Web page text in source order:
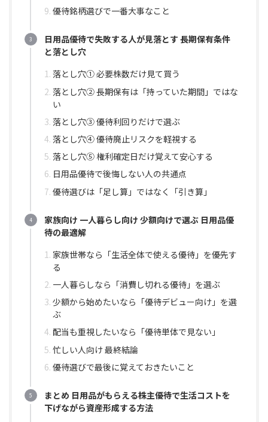
優待銘柄選びで一番大事なこと
日用品優待で失敗する人が見落とす 長期保有条件
と落とし穴
落とし穴① 必要株数だけ見て買う
落とし穴② 長期保有は「持っていた期間」ではな
い
落とし穴③ 優待利回りだけで選ぶ
落とし穴④ 優待廃止リスクを軽視する
落とし穴⑤ 権利確定日だけ覚えて安心する
日用品優待で後悔しない人の共通点
優待選びは「足し算」ではなく「引き算」
家族向け 一人暮らし向け 少額向けで選ぶ 日用品優
待の最適解
家族世帯なら「生活全体で使える優待」を優先す
る
一人暮らしなら「消費し切れる優待」を選ぶ
少額から始めたいなら「優待デビュー向け」を選
ぶ
配当も重視したいなら「優待単体で見ない」
忙しい人向け 最終結論
優待選びで最後に覚えておきたいこと
まとめ 日用品がもらえる株主優待で生活コストを
下げながら資産形成する方法